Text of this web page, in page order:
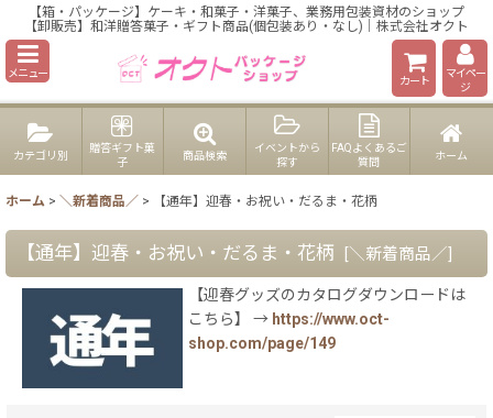
【箱・パッケージ】ケーキ・和菓子・洋菓子、業務用包装資材のショップ
【卸販売】和洋贈答菓子・ギフト商品(個包装あり・なし)｜株式会社オクト
メニュー
カート
マイペー
ジ
カテゴリ別
贈答ギフト菓
子
商品検索
イベントから
探す
FAQよくあるご
質問
ホーム
ホーム > ＼新着商品／ > 【通年】迎春・お祝い・だるま・花柄
【通年】迎春・お祝い・だるま・花柄 [＼新着商品／]
【迎春グッズのカタログダウンロードは
こちら】 → https://www.oct-
shop.com/page/149